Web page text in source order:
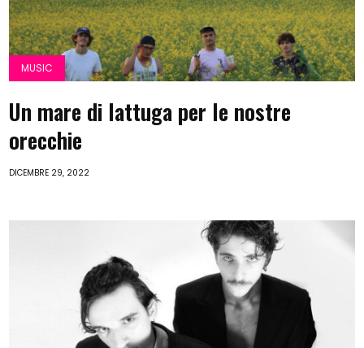
MUSIC
Un mare di lattuga per le nostre
orecchie
DICEMBRE 29, 2022